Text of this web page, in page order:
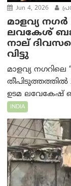
Jun 4, 2026
മാളവ്യ നഗർ
ലവകേശ്
നാല്
വിട്ടു
മാളവ്യ നഗറിലെ
തീപിടുത്തത്തിൽ
ഉടമ ലവേകേഷ്
INDIA